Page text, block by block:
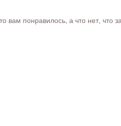
понравилось, а что нет,